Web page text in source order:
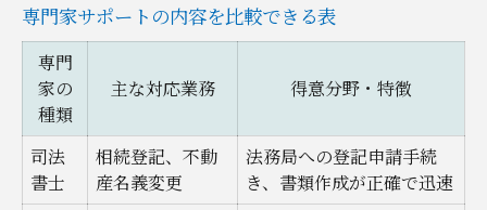
専門家サポートの内容を比較できる表
専門
家の
種類
主な対応業務 得意分野・特徴
司法
書士
相続登記、不動
産名義変更
法務局への登記申請手続
き、書類作成が正確で迅速